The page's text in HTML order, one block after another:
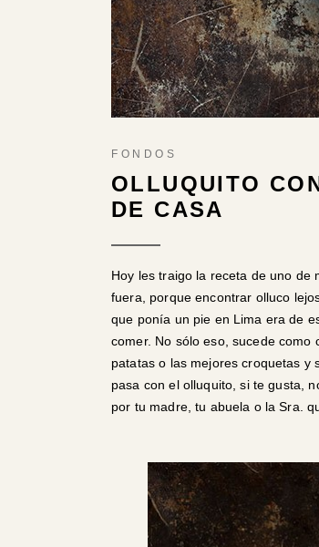
FONDOS
OLLUQUITO
DE CASA
Hoy les traigo la receta de uno de
fuera, porque encontrar olluco
que ponía un pie en Lima era de
comer. No sólo eso, sucede
patatas o las mejores croquetas y
pasa con el olluquito, si te gusta,
por tu madre, tu abuela o la Sra.